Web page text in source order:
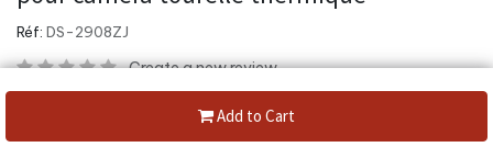
Add to Cart
Réf: DS-2908ZJ
Create a new review
Support Universel,Support Caisson